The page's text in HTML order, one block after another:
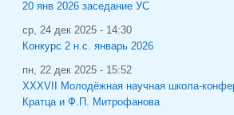
20 янв 2026 заседание УС
ср, 24 дек 2025 - 14:30
Конкурс 2 н.с. январь 2026
пн, 22 дек 2025 - 15:52
XXXVII Молодёжная научная школа-
Кратца и Ф.П. Митрофанова